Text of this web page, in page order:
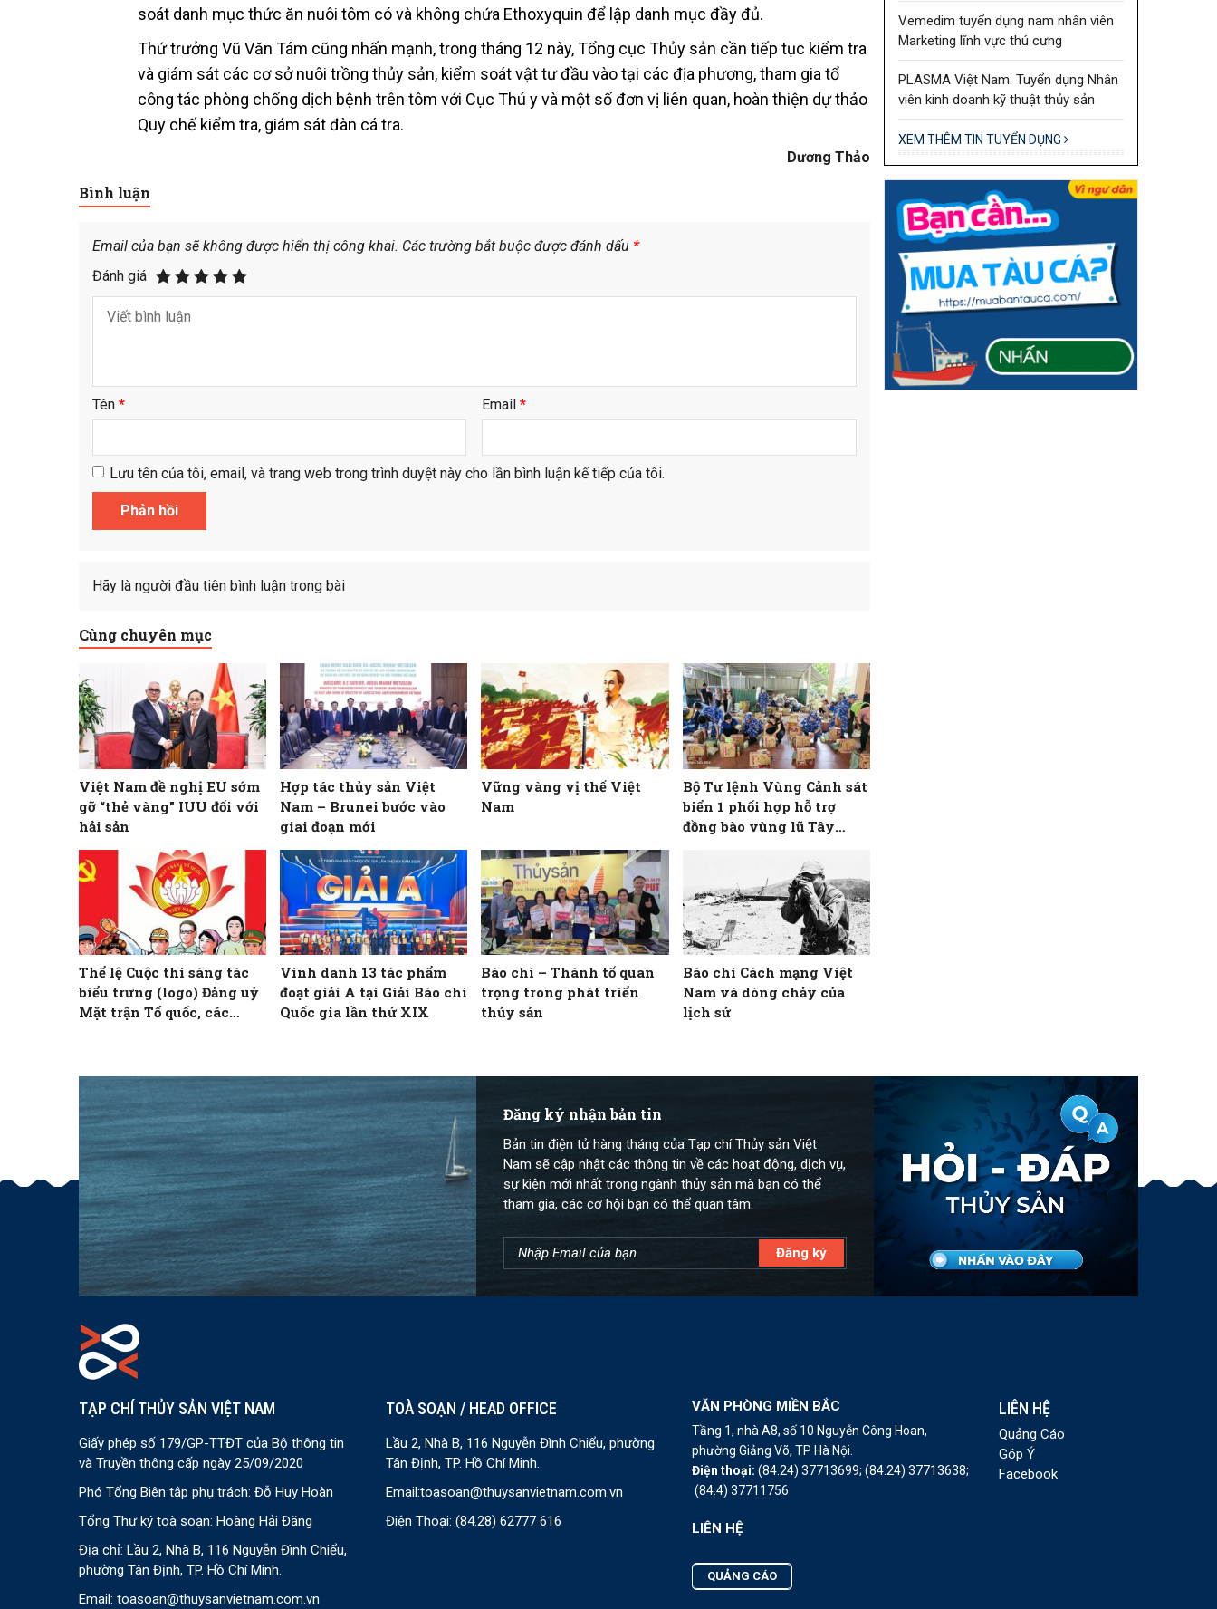
soát danh mục thức ăn nuôi tôm có và không chứa Ethoxyquin để lập danh mục đầy đủ.
Thứ trưởng Vũ Văn Tám cũng nhấn mạnh, trong tháng 12 này, Tổng cục Thủy sản cần tiếp tục kiểm tra
và giám sát các cơ sở nuôi trồng thủy sản, kiểm soát vật tư đầu vào tại các địa phương, tham gia tổ
công tác phòng chống dịch bệnh trên tôm với Cục Thú y và một số đơn vị liên quan, hoàn thiện dự thảo
Quy chế kiểm tra, giám sát đàn cá tra.
Dương Thảo
Bình luận
Email của bạn sẽ không được hiển thị công khai. Các trường bắt buộc được đánh dấu *
Đánh giá
Tên * Email*
Lưu tên của tôi, email, và trang web trong trình duyệt này cho lần bình luận kế tiếp của tôi.
Hãy là người đầu tiên bình luận trong bài
Cùng chuyên mục
Việt Nam đề nghị EU sớm
gỡ “thẻ vàng” IUU đối với
hải sản
Hợp tác thủy sản Việt
Nam – Brunei bước vào
giai đoạn mới
Vững vàng vị thế Việt
Nam
Bộ Tư lệnh Vùng Cảnh sát
biển 1 phối hợp hỗ trợ
đồng bào vùng lũ Tây
Thể lệ Cuộc thi sáng tác
biểu trưng (logo) Đảng uỷ
Mặt trận Tổ quốc, các
đại biểu Đảng bộ Mặt trận
Trung ương lần thứ I,
nhiệm kỳ 2025 – 2030
Vinh danh 13 tác phẩm
đoạt giải A tại Giải Báo chí
Quốc gia lần thứ XIX
Báo chí – Thành tố quan
trọng trong phát triển
thủy sản
Báo chí Cách mạng Việt
Nam và dòng chảy của
lịch sử
Vemedim tuyển dụng nam nhân viên
Marketing lĩnh vực thú cưng
PLASMA Việt Nam: Tuyển dụng Nhân
viên kinh doanh kỹ thuật thủy sản
XEM THÊM TIN TUYỂN DỤNG
Đăng ký nhận bản tin
Bản tin điện tử hàng tháng của Tạp chí Thủy sản Việt
Nam sẽ cập nhật các thông tin về các hoạt động, dịch vụ,
sự kiện mới nhất trong ngành thủy sản mà bạn có thể
tham gia, các cơ hội bạn có thể quan tâm.
TẠP CHÍ THỦY SẢN VIỆT NAM
Giấy phép số 179/GP-TTĐT của Bộ thông tin
và Truyền thông cấp ngày 25/09/2020
Phó Tổng Biên tập phụ trách: Đỗ Huy Hoàn
Tổng Thư ký toà soạn: Hoàng Hải Đăng
Địa chỉ: Lầu 2, Nhà B, 116 Nguyễn Đình Chiểu,
phường Tân Định, TP. Hồ Chí Minh.
Email: toasoan@thuysanvietnam.com.vn
TOÀ SOẠN / HEAD OFFICE
Lầu 2, Nhà B, 116 Nguyễn Đình Chiểu, phường
Tân Định, TP. Hồ Chí Minh.
Email:toasoan@thuysanvietnam.com.vn
Điện Thoại: (84.28) 62777 616
VĂN PHÒNG MIỀN BẮC
Tầng 1, nhà A8, số 10 Nguyễn Công Hoan,
phường Giảng Võ, TP Hà Nội.
Điện thoại:(84.24) 37713699;(84.24) 37713638;
(84.4) 37711756
LIÊN HỆ
QUẢNG CÁO
LIÊN HỆ
Quảng Cáo
Góp Ý
Facebook